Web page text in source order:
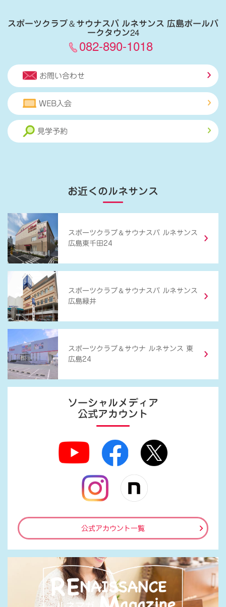
スポーツクラブ＆サウナスパ ルネサンス 広島ボールパ
ークタウン24
082-890-1018
お問い合わせ
WEB入会
見学予約
お近くのルネサンス
スポーツクラブ ＆ サウナスパ ルネサンス
広島東千田24
スポーツクラブ ＆ サウナスパ ルネサンス
広島緑井
スポーツクラブ ＆ サウナ ルネサンス 東
広島24
ソーシャルメディア
公式アカウント
公式アカウント一覧